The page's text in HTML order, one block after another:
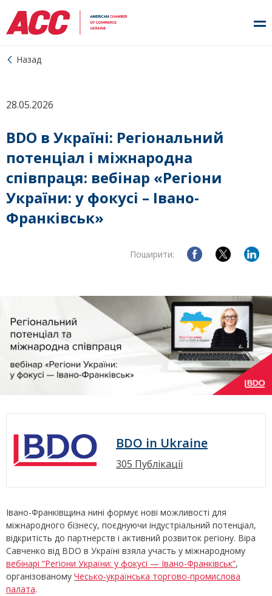
Назад
28.05.2026
BDO в Україні: Регіональний
потенціал і міжнародна
співпраця: вебінар «Регіони
України: у фокусі – Івано-
Франківськ»
Поширити:
BDO in Ukraine
305 Публікації
Івано-Франківщина нині формує нові можливості для
міжнародного бізнесу, поєднуючи індустріальний потенціал,
відкритість до партнерств і активний розвиток регіону. Віра
Савченко від BDO в Україні взяла участь у міжнародному
вебінарі “Регіони України: у фокусі — Івано-Франківськ”,
організованому Чесько-українська торгово-промислова
палата.